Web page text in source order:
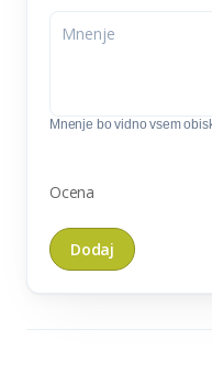
Mnenje bo vidno vsem
Ocena